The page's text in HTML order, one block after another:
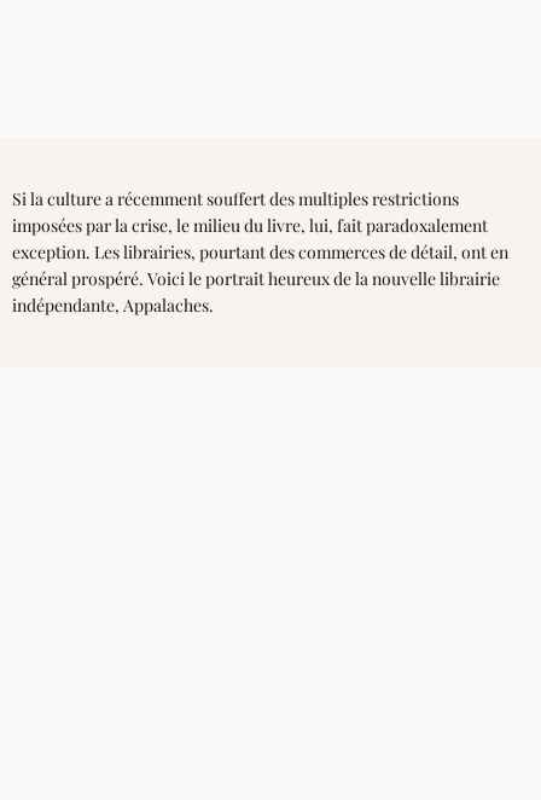
Si la culture a récemment souffert des multiples restrictions
imposées par la crise, le milieu du livre, lui, fait paradoxalement
exception. Les librairies, pourtant des commerces de détail, ont en
général prospéré. Voici le portrait heureux de la nouvelle librairie
indépendante, Appalaches.